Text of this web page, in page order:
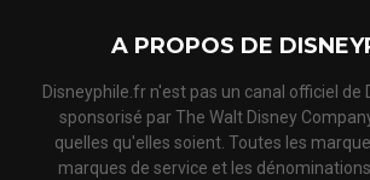
A PROPOS DE
Disneyphile.fr n'est pas un canal officiel de
sponsorisé par The Walt Disney
quelles qu'elles soient. Toutes les
marques de service et les